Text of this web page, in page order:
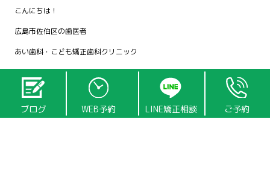
ブログ WEB予約 LINE矯正相談 ご予約
こんにちは！
広島市佐伯区の歯医者
あい歯科・こども矯正歯科クリニック
院長の田中です。
今回は2022年1月に8歳からMRC矯正を始めたYちゃんの矯正報告です